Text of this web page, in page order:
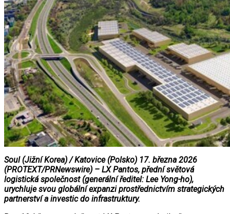
Soul (Jižní Korea) / Katovice (Polsko) 17. března 2026
(PROTEXT/PRNewswire) – LX Pantos, přední světová
logistická společnost (generální ředitel: Lee Yong-ho),
urychluje svou globální expanzi prostřednictvím strategických
partnerství a investic do infrastruktury.